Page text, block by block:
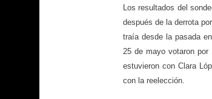
Los resultados del
después de la derrota
traía desde la pasada
25 de mayo votaron
estuvieron con Clara
con la reelección.